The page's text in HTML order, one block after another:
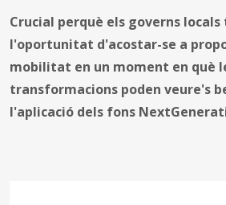
Crucial perquè els governs
l'oportunitat d'acostar-se a
mobilitat en un moment en què
transformacions poden veure's
l'aplicació dels fons